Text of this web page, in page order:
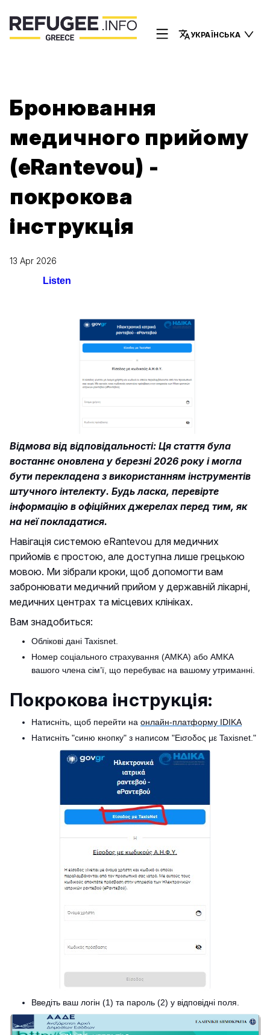
УКРАЇНСЬКА
Бронювання
медичного прийому
(eRantevou) -
покрокова
інструкція
13 Apr 2026
Listen
Відмова від відповідальності: Ця стаття була
востаннє оновлена у березні 2026 року і могла
бути перекладена з використанням інструментів
штучного інтелекту. Будь ласка, перевірте
інформацію в офіційних джерелах перед тим, як
на неї покладатися.
Навігація системою eRantevou для медичних
прийомів є простою, але доступна лише грецькою
мовою. Ми зібрали кроки, щоб допомогти вам
забронювати медичний прийом у державній лікарні,
медичних центрах та місцевих клініках.
Вам знадобиться:
Облікові дані Taxisnet.
Номер соціального страхування (AMKA) або AMKA
вашого члена сім’ї, що перебуває на вашому утриманні.
Покрокова інструкція:
Натисніть, щоб перейти на онлайн-платформу IDIKA
Натисніть "синю кнопку" з написом "Εισοδος με Taxisnet."
Введіть ваш логін (1) та пароль (2) у відповідні поля.